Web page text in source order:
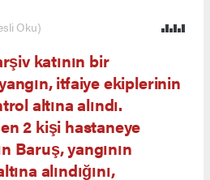
Oku)
katının bir
itfaiye ekiplerinin
altına alındı.
2 kişi hastaneye
Baruş, yangının
alındığını,